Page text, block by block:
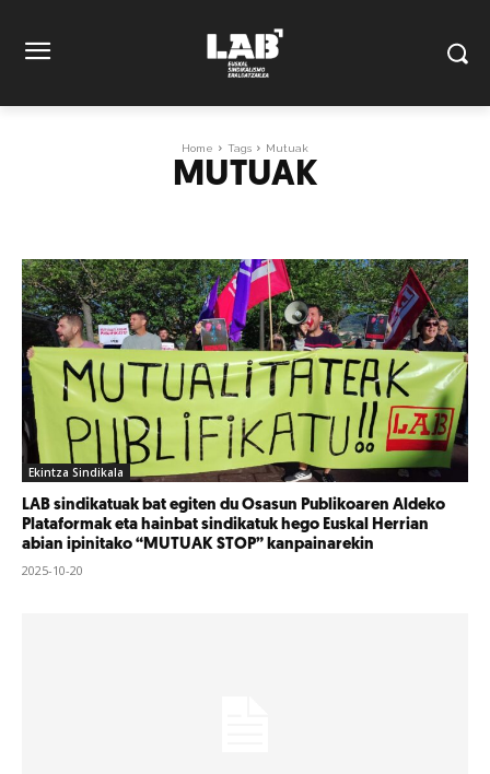
Home Tags Mutuak
MUTUAK
Ekintza Sindikala
LAB sindikatuak bat egiten du Osasun Publikoaren Aldeko
Plataformak eta hainbat sindikatuk hego Euskal Herrian
abian ipinitako “MUTUAK STOP” kanpainarekin
2025-10-20